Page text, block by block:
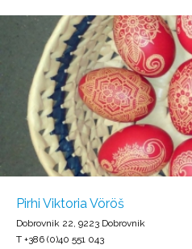
Pirhi Viktoria Vöröš
Dobrovnik 22, 9223 Dobrovnik
T +386 (0)40 551 043